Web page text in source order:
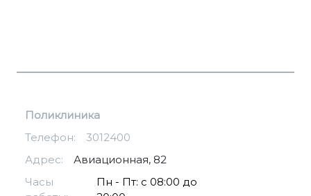
Поликлиника
Телефон:
3012400
Адрес:
Авиационная, 82
Часы
Пн - Пт: с 08:00 до